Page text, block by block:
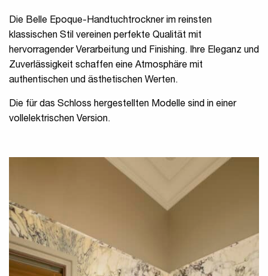
Die Belle Epoque-Handtuchtrockner im reinsten
klassischen Stil vereinen perfekte Qualität mit
hervorragender Verarbeitung und Finishing. Ihre Eleganz und
Zuverlässigkeit schaffen eine Atmosphäre mit
authentischen und ästhetischen Werten.
Die für das Schloss hergestellten Modelle sind in einer
vollelektrischen Version.